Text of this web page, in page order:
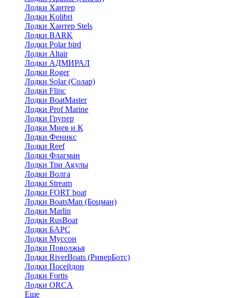
Лодки Хантер
Лодки Kolibri
Лодки Хантер Stels
Лодки BARK
Лодки Polar bird
Лодки Altair
Лодки АДМИРАЛ
Лодки Roger
Лодки Solar (Солар)
Лодки Flinc
Лодки BoatMaster
Лодки Prof Marine
Лодки Групер
Лодки Мнев и К
Лодки Феникс
Лодки Reef
Лодки Флагман
Лодки Три Акулы
Лодки Волга
Лодки Stream
Лодки FORT boat
Лодки BoatsMan (Боцман)
Лодки Marlin
Лодки RusBoat
Лодки БАРС
Лодки Муссон
Лодки Поволжья
Лодки RiverBoats (РиверБотс)
Лодки Посейдон
Лодки Fortis
Лодки ORCA
Еще